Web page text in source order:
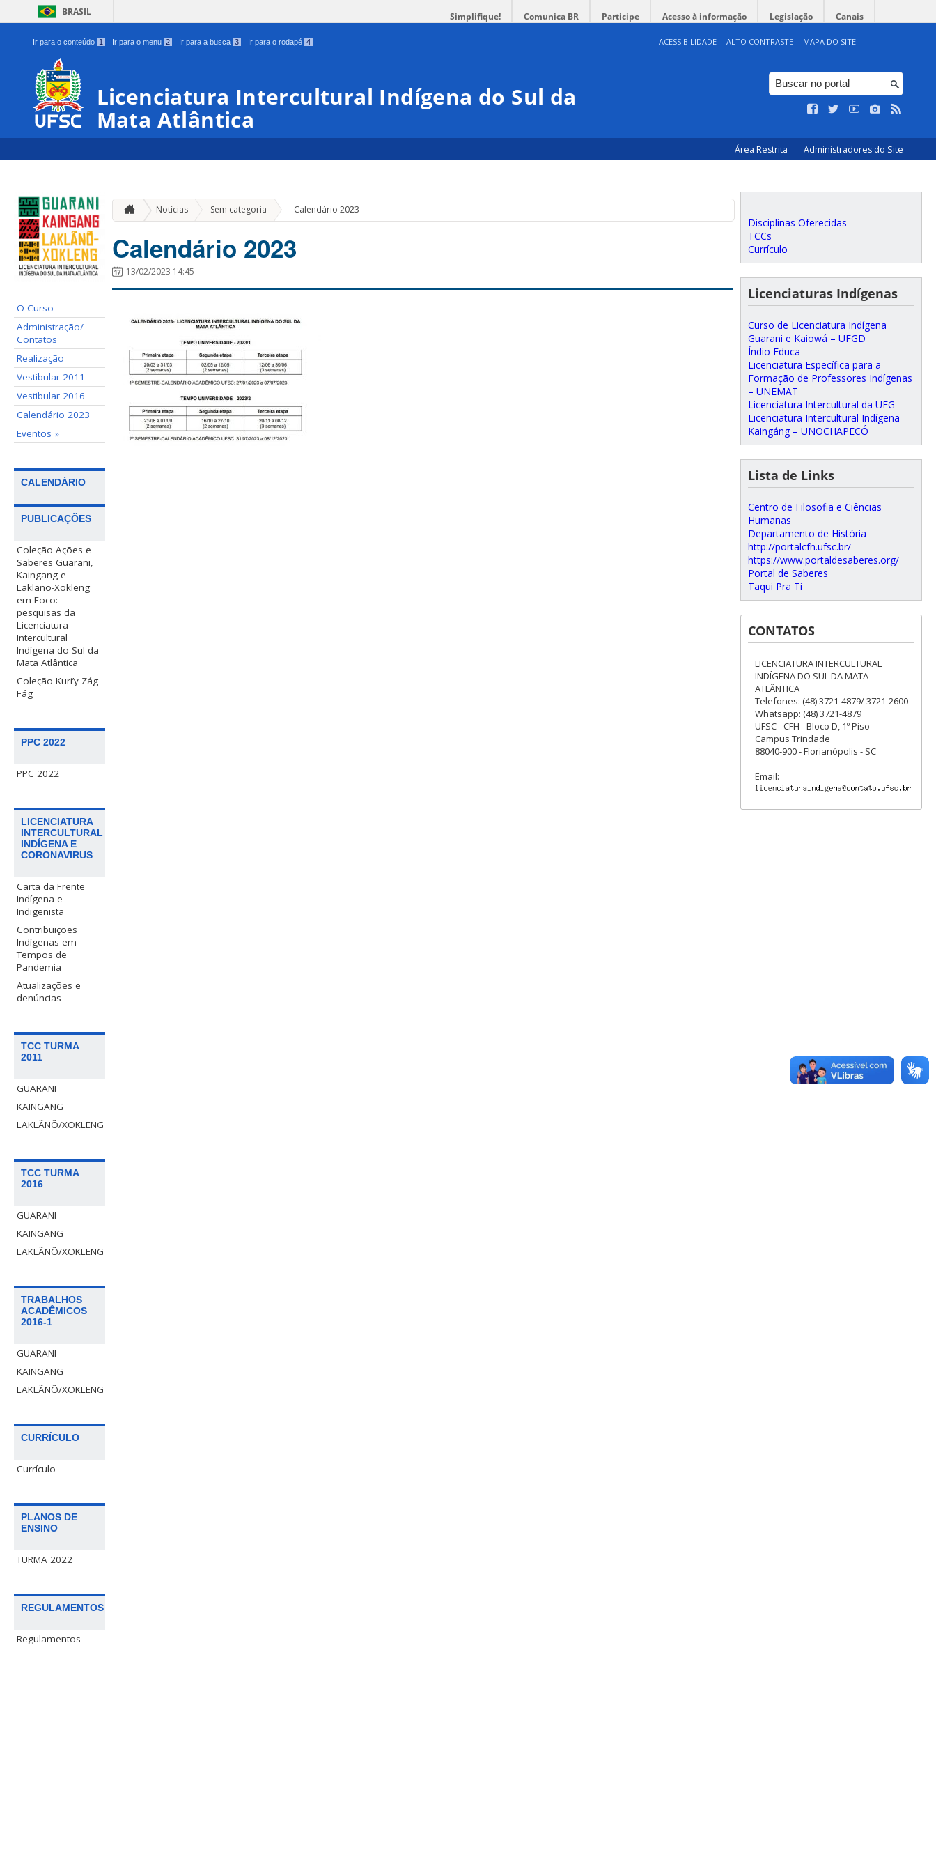
BRASIL Simplifique! Comunica BR Participe Acesso à informação Legislação Canais
Ir para o conteúdo 1 Ir para o menu 2 Ir para a busca 3 Ir para o rodapé 4 ACESSIBILIDADE ALTO CONTRASTE MAPA DO SITE
Licenciatura Intercultural Indígena do Sul da
Mata Atlântica
Área Restrita Administradores do Site
O Curso
Administração/
Contatos
Realização
Vestibular 2011
Vestibular 2016
Calendário 2023
Eventos »
CALENDÁRIO
PUBLICAÇÕES
Coleção Ações e
Saberes Guarani,
Kaingang e
Laklãnõ-Xokleng
em Foco:
pesquisas da
Licenciatura
Intercultural
Indígena do Sul da
Mata Atlântica
Coleção Kuri’y Zág
Fág
PPC 2022
PPC 2022
LICENCIATURA
INTERCULTURAL
INDÍGENA E
CORONAVIRUS
Carta da Frente
Indígena e
Indigenista
Contribuições
Indígenas em
Tempos de
Pandemia
Atualizações e
denúncias
TCC TURMA
2011
GUARANI
KAINGANG
LAKLÃNÕ/XOKLENG
TCC TURMA
2016
GUARANI
KAINGANG
LAKLÃNÕ/XOKLENG
TRABALHOS
ACADÊMICOS
2016-1
GUARANI
KAINGANG
LAKLÃNÕ/XOKLENG
CURRÍCULO
Currículo
PLANOS DE
ENSINO
TURMA 2022
REGULAMENTOS
Regulamentos
Notícias Sem categoria » Calendário 2023
Calendário 2023
13/02/2023 14:45
Disciplinas Oferecidas
TCCs
Currículo
Licenciaturas Indígenas
Curso de Licenciatura Indígena
Guarani e Kaiowá – UFGD
Índio Educa
Licenciatura Específica para a
Formação de Professores Indígenas
– UNEMAT
Licenciatura Intercultural da UFG
Licenciatura Intercultural Indígena
Kaingáng – UNOCHAPECÓ
Lista de Links
Centro de Filosofia e Ciências
Humanas
Departamento de História
http://portalcfh.ufsc.br/
https://www.portaldesaberes.org/
Portal de Saberes
Taqui Pra Ti
CONTATOS
LICENCIATURA INTERCULTURAL
INDÍGENA DO SUL DA MATA
ATLÂNTICA
Telefones: (48) 3721-4879/ 3721-2600
Whatsapp: (48) 3721-4879
UFSC - CFH - Bloco D, 1º Piso -
Campus Trindade
88040-900 - Florianópolis - SC
Email: